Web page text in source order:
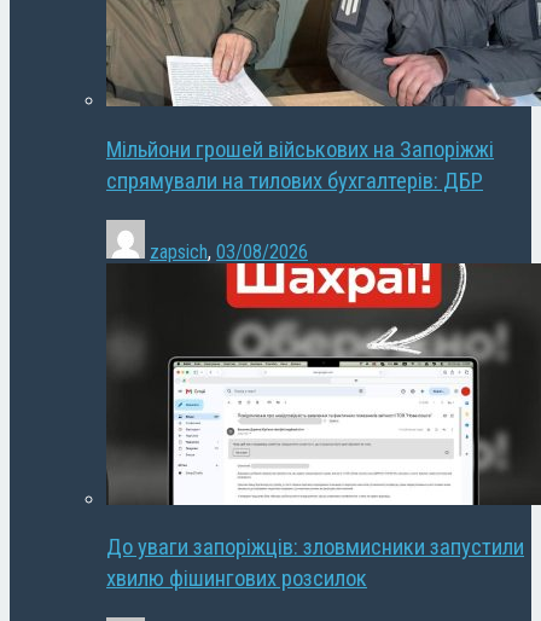
Мільйони грошей військових на Запоріжжі
спрямували на тилових бухгалтерів: ДБР
zapsich, 03/08/2026
До уваги запоріжців: зловмисники запустили
хвилю фішингових розсилок